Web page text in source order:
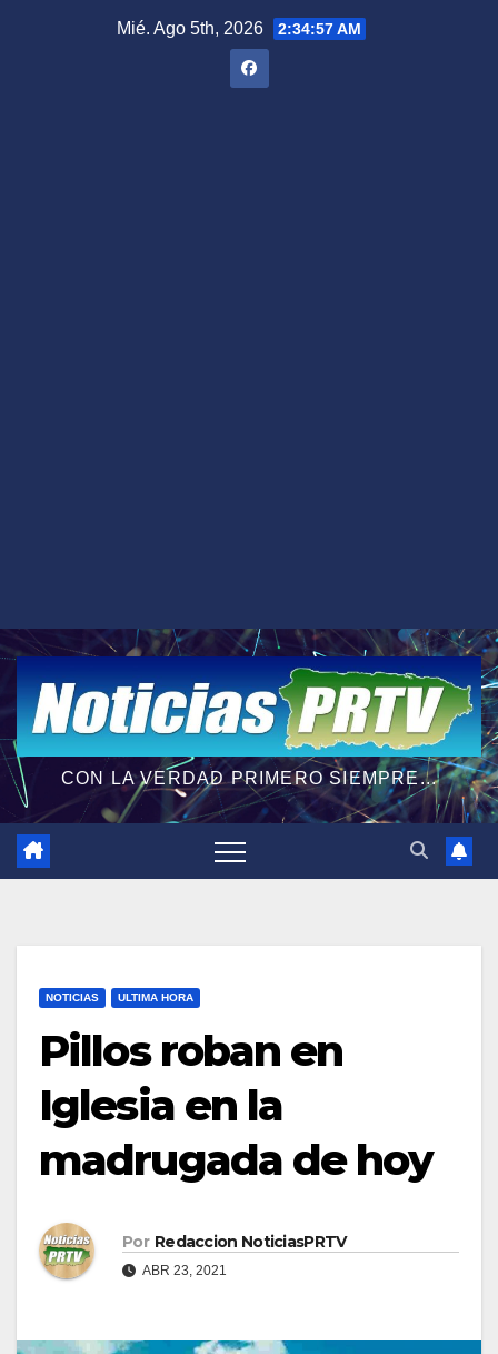
Mié. Ago 5th, 2026 2:34:58 AM
CON LA VERDAD PRIMERO SIEMPRE...
NOTICIAS ULTIMA HORA
Pillos roban en
Iglesia en la
madrugada de hoy
Por Redaccion NoticiasPRTV
ABR 23, 2021